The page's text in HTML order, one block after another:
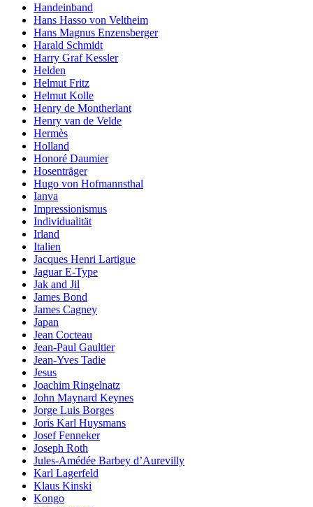
Handeinband
Hans Hasso von Veltheim
Hans Magnus Enzensberger
Harald Schmidt
Harry Graf Kessler
Helden
Helmut Fritz
Helmut Kolle
Henry de Montherlant
Henry van de Velde
Hermès
Holland
Honoré Daumier
Hosenträger
Hugo von Hofmannsthal
Ianva
Impressionismus
Individualität
Irland
Italien
Jacques Henri Lartigue
Jaguar E-Type
Jak and Jil
James Bond
James Cagney
Japan
Jean Cocteau
Jean-Paul Gaultier
Jean-Yves Tadie
Jesus
Joachim Ringelnatz
John Maynard Keynes
Jorge Luis Borges
Joris Karl Huysmans
Josef Fenneker
Joseph Roth
Jules-Amédée Barbey d’Aurevilly
Karl Lagerfeld
Klaus Kinski
Kongo